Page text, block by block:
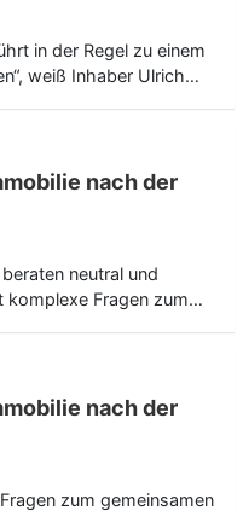
in der Regel zu einem
weiß Inhaber Ulrich…
nach der
neutral und
komplexe Fragen zum…
nach der
zum gemeinsamen